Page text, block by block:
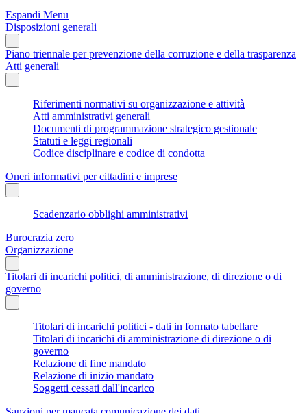
Espandi Menu
Disposizioni generali
Piano triennale per prevenzione della corruzione e della trasparenza
Atti generali
Riferimenti normativi su organizzazione e attività
Atti amministrativi generali
Documenti di programmazione strategico gestionale
Statuti e leggi regionali
Codice disciplinare e codice di condotta
Oneri informativi per cittadini e imprese
Scadenzario obblighi amministrativi
Burocrazia zero
Organizzazione
Titolari di incarichi politici, di amministrazione, di direzione o di
governo
Titolari di incarichi politici - dati in formato tabellare
Titolari di incarichi di amministrazione di direzione o di
governo
Relazione di fine mandato
Relazione di inizio mandato
Soggetti cessati dall'incarico